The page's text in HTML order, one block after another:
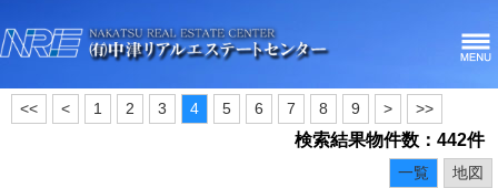
<< < 1 2 3 4 5 6 7 8 9 > >>
検索結果物件数：442件
地図
一覧